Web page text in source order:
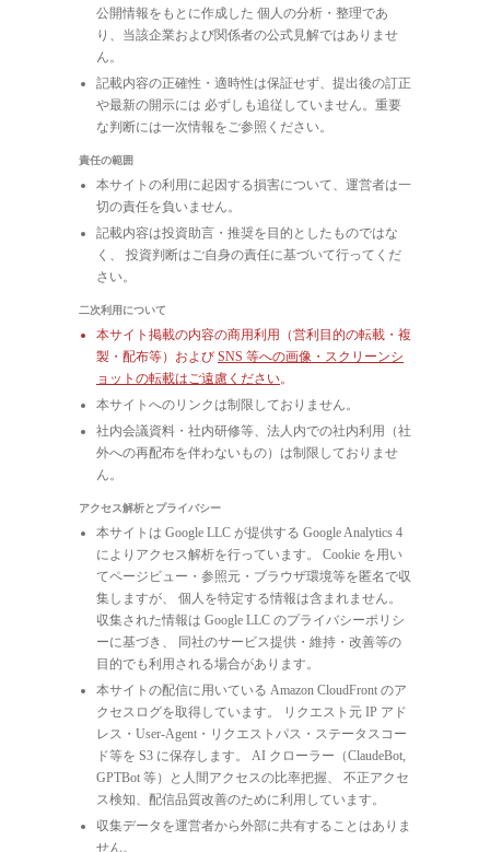
公開情報をもとに作成した 個人の分析・整理であ
り、当該企業および関係者の公式見解ではありませ
ん。
記載内容の正確性・適時性は保証せず、提出後の訂正
や最新の開示には 必ずしも追従していません。重要
な判断には一次情報をご参照ください。
責任の範囲
本サイトの利用に起因する損害について、運営者は一
切の責任を負いません。
記載内容は投資助言・推奨を目的としたものではな
く、 投資判断はご自身の責任に基づいて行ってくだ
さい。
二次利用について
本サイト掲載の内容の商用利用（営利目的の転載・複
製・配布等）および SNS 等への画像・スクリーンシ
ョットの転載はご遠慮ください。
本サイトへのリンクは制限しておりません。
社内会議資料・社内研修等、法人内での社内利用（社
外への再配布を伴わないもの）は制限しておりませ
ん。
アクセス解析とプライバシー
本サイトは Google LLC が提供する Google Analytics 4
によりアクセス解析を行っています。 Cookie を用い
てページビュー・参照元・ブラウザ環境等を匿名で収
集しますが、 個人を特定する情報は含まれません。
収集された情報は Google LLC のプライバシーポリシ
ーに基づき、 同社のサービス提供・維持・改善等の
目的でも利用される場合があります。
本サイトの配信に用いている Amazon CloudFront のア
クセスログを取得しています。 リクエスト元 IP アド
レス・User-Agent・リクエストパス・ステータスコー
ド等を S3 に保存します。 AI クローラー（ClaudeBot,
GPTBot 等）と人間アクセスの比率把握、 不正アクセ
ス検知、配信品質改善のために利用しています。
収集データを運営者から外部に共有することはありま
せん。